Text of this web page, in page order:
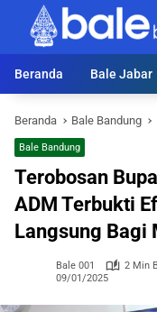
Langsung
konten
Beranda
Bale Jabar
Beranda Bale Bandung
Bale Bandung
Terobosan
ADM Terbukti
Langsung Bagi
Bale 001
2 Min
09/01/2025